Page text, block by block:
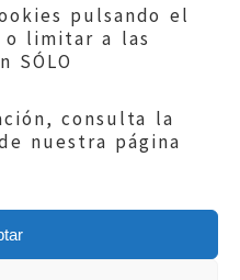
pulsando el
o limitar a las
SÓLO
consulta la
nuestra página
de privacidad|
de Aragón|